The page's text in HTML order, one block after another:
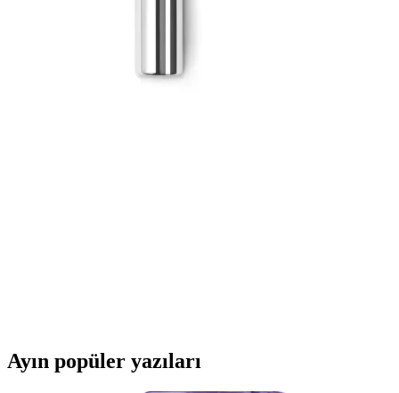
Organicsun Doğal Kabak Lifli Eşek Sütü Sabunu:
Ayın popüler yazıları